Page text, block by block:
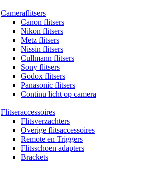
Cameraflitsers
Canon flitsers
Nikon flitsers
Metz flitsers
Nissin flitsers
Cullmann flitsers
Sony flitsers
Godox flitsers
Panasonic flitsers
Continu licht op camera
Flitseraccessoires
Flitsverzachters
Overige flitsaccessoires
Remote en Triggers
Flitsschoen adapters
Brackets